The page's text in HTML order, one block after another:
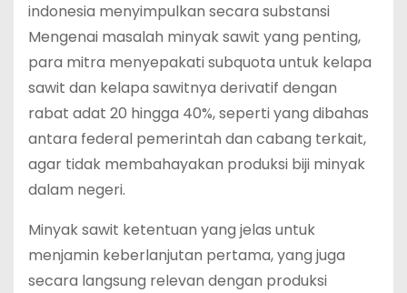
indonesia menyimpulkan secara substansi
Mengenai masalah minyak sawit yang penting,
para mitra menyepakati subquota untuk kelapa
sawit dan kelapa sawitnya derivatif dengan
rabat adat 20 hingga 40%, seperti yang dibahas
antara federal pemerintah dan cabang terkait,
agar tidak membahayakan produksi biji minyak
dalam negeri.
Minyak sawit ketentuan yang jelas untuk
menjamin keberlanjutan pertama, yang juga
secara langsung relevan dengan produksi